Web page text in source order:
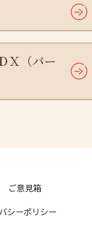
Ｘ（バー
ご意見箱
シーポリシー